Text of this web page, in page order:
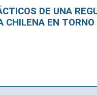
DE UNA
CHILENA EN